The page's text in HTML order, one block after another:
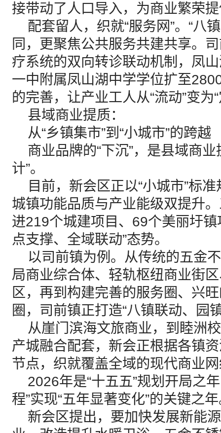
接带动了人口导入，为商业繁荣
配套留人，织就“服务网”。“八
同，更聚焦公共服务共建共享。
疗系统的双向转诊联动机制，凤
一中附属凤山湖中学学位扩至
的完善，让产业工人从“流动”变为
县域商业提质：
从“乡镇集市”到“小城市”的跨越
商业品牌的“下沉”，是县域商业
计”。
目前，新会区正以“小城市”标
城镇功能品质与产业能级双提升
进219个城建项目、69个美丽圩
点支撑、全域联动”态势。
以司前镇为例。从传统的五金
局商业综合体、轻轨枢纽商业街区
区，再到构建完善的服务圈、兴
圈，司前镇正打造“八镇联动、园
从崖门滨海文旅商业，到睦洲
产城融合配套，新会正根据各镇
节点，织就覆盖全域的现代商业
2026年是“十五五”规划开局之
程”实现“五年显著变化”的关键之
新会区提出，要加快发展新能